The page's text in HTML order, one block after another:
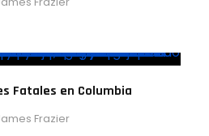
Fatales en Columbia
Frazier